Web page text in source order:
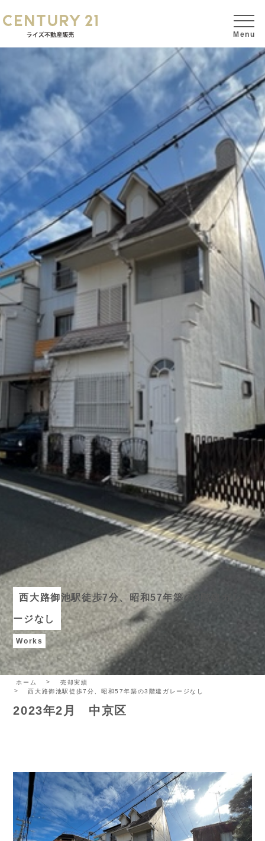
西大路御池駅徒歩7分、昭和57年築の3階建ガレ
ージなし
Works
ホーム
売却実績
西大路御池駅徒歩7分、昭和57年築の3階建ガレージなし
2023年2月 中京区